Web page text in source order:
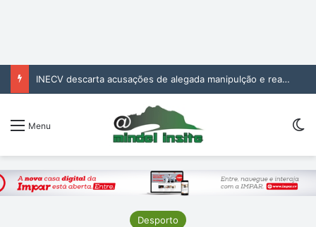
INECV descarta acusações de alegada manipulção e reafirma independência e rigor das estatísticas oficiais
Menu
Desporto